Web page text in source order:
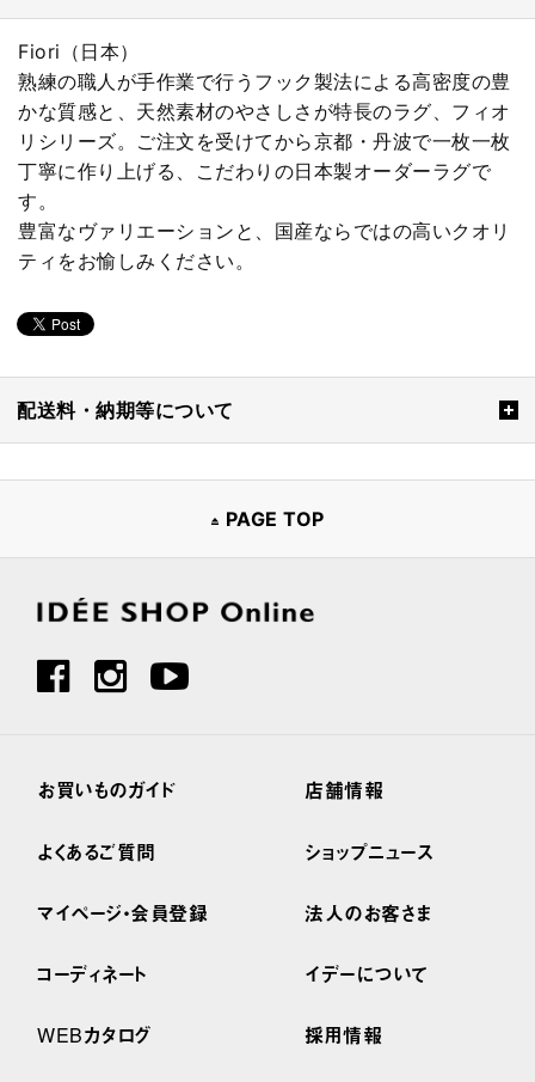
Fiori（日本）
熟練の職人が手作業で行うフック製法による高密度の豊
かな質感と、天然素材のやさしさが特長のラグ、フィオ
リシリーズ。ご注文を受けてから京都・丹波で一枚一枚
丁寧に作り上げる、こだわりの日本製オーダーラグで
す。
豊富なヴァリエーションと、国産ならではの高いクオリ
ティをお愉しみください。
配送料・納期等について
PAGE TOP
お買いものガイド
よくあるご質問
マイページ・会員登録
コーディネート
WEBカタログ
店舗情報
ショップニュース
法人のお客さま
イデーについて
採用情報